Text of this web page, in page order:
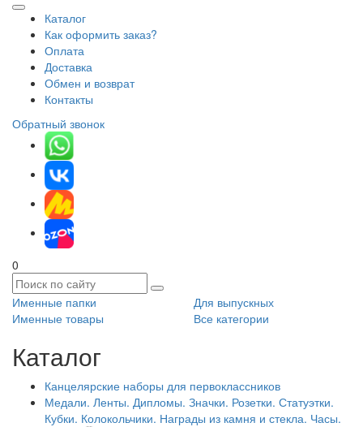
Каталог
Как оформить заказ?
Оплата
Доставка
Обмен и возврат
Контакты
Обратный звонок
0
Именные папки
Для выпускных
Именные товары
Все категории
Каталог
Канцелярские наборы для первоклассников
Медали. Ленты. Дипломы. Значки. Розетки. Статуэтки.
Кубки. Колокольчики. Награды из камня и стекла. Часы.